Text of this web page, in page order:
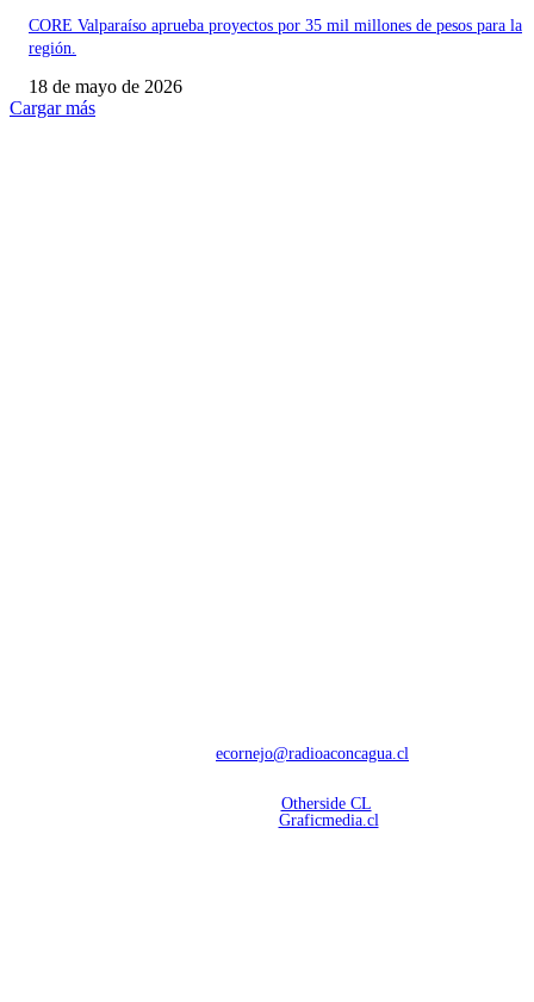
CORE Valparaíso aprueba proyectos por 35 mil millones de pesos para la
región.
18 de mayo de 2026
Cargar más
ecornejo@radioaconcagua.cl
Otherside CL
Graficmedia.cl